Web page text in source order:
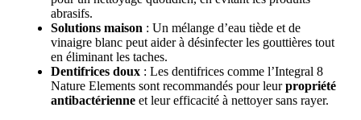
abrasifs.
Solutions maison : Un mélange d’eau tiède et de
vinaigre blanc peut aider à désinfecter les gouttières tout
en éliminant les taches.
Dentifrices doux : Les dentifrices comme l’Integral 8
Nature Elements sont recommandés pour leurpropriété
antibactérienne et leur efficacité à nettoyer sans rayer.